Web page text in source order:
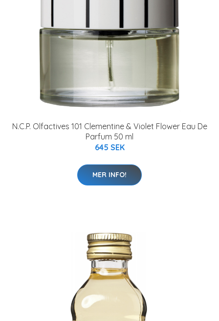
N.C.P. Olfactives 101 Clementine & Violet Flower Eau De
Parfum 50 ml
645 SEK
MER INFO!